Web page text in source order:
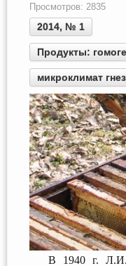
Просмотров: 2835
2014, № 1
Продукты:
микроклимат
В 1940 г.